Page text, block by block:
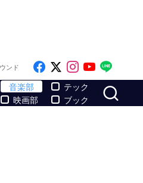
ンド Like on Facebook
Follow on x
Follow on
Follow
音楽部
映画部
テック
ブック